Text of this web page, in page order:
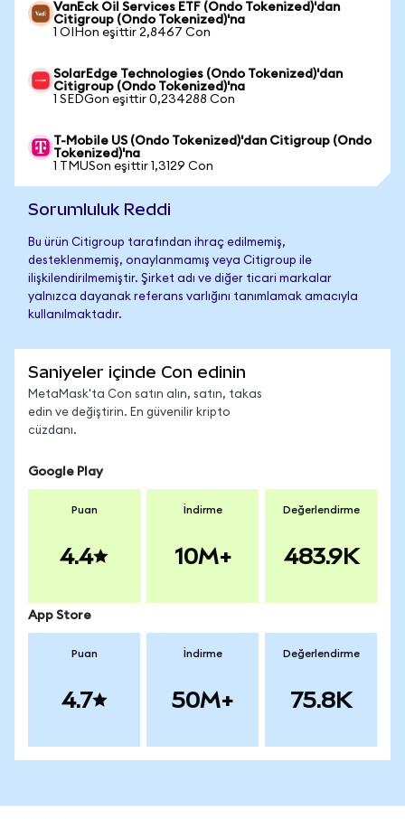
VanEck Oil Services ETF (Ondo Tokenized)'dan
Citigroup (Ondo Tokenized)'na
1 OIHon eşittir 2,8467 Con
SolarEdge Technologies (Ondo Tokenized)'dan
Citigroup (Ondo Tokenized)'na
1 SEDGon eşittir 0,234288 Con
T-Mobile US (Ondo Tokenized)'dan Citigroup (Ondo
Tokenized)'na
1 TMUSon eşittir 1,3129 Con
Sorumluluk Reddi
Bu ürün Citigroup tarafından ihraç edilmemiş,
desteklenmemiş, onaylanmamış veya Citigroup ile
ilişkilendirilmemiştir. Şirket adı ve diğer ticari markalar
yalnızca dayanak referans varlığını tanımlamak amacıyla
kullanılmaktadır.
Saniyeler içinde Con edinin
MetaMask'ta Con satın alın, satın, takas
edin ve değiştirin. En güvenilir kripto
cüzdanı.
Google Play
Puan
4.4
İndirme
10M+
Değerlendirme
483.9K
App Store
Puan
4.7
İndirme
50M+
Değerlendirme
75.8K